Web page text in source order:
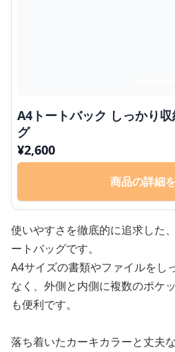
A4トートバック しっかり
グ
¥2,600
商品の詳細
使いやすさを徹底的に追求した
ートバッグです。
A4サイズの書類やファイルをし
なく、外側と内側に複数のポケ
も便利です。
落ち着いたカーキカラーと丈夫